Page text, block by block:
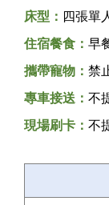
床型： 四張單
住宿餐食： 早
攜帶寵物： 禁
專車接送： 不
現場刷卡： 不